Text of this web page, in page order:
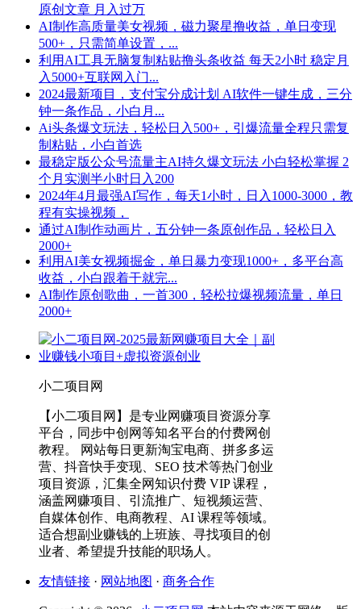
原创文章 月入过万
AI制作高质量美女视频，磁力聚星撸收益，单日变现
500+，只需简单设置，...
利用AI工具无脑复制粘贴撸头条收益 每天2小时 稳定月
入5000+互联网入门...
2024最新项目，支付宝分成计划 AI软件一键生成，三分
钟一条作品，小白月...
Ai头条爆文玩法，轻松日入500+，引爆流量全程只需复
制粘贴，小白首选
最稳定版公众号流量主AI持久爆文玩法 小白轻松掌握 2
个月实测半小时日入200
2024年4月最强AI写作，每天1小时，日入1000-3000，教
程有实操视频，
通过AI制作动画片，五分钟一条原创作品，轻松日入
2000+
利用AI美女视频掘金，单日暴力变现1000+，多平台高
收益，小白跟着干就完...
AI制作原创歌曲，一首300，轻松拉爆视频流量，单日
2000+
小二项目网
【小二项目网】是专业网赚项目资源分享
平台，同步中创网等知名平台的付费网创
教程。 网站每日更新淘宝电商、拼多多运
营、抖音快手变现、SEO 技术等热门创业
项目资源，汇集全网知识付费 VIP 课程，
涵盖网赚项目、引流推广、短视频运营、
自媒体创作、电商教程、AI 课程等领域。
适合想副业赚钱的上班族、寻找项目的创
业者、希望提升技能的职场人。
友情链接 · 网站地图 · 商务合作